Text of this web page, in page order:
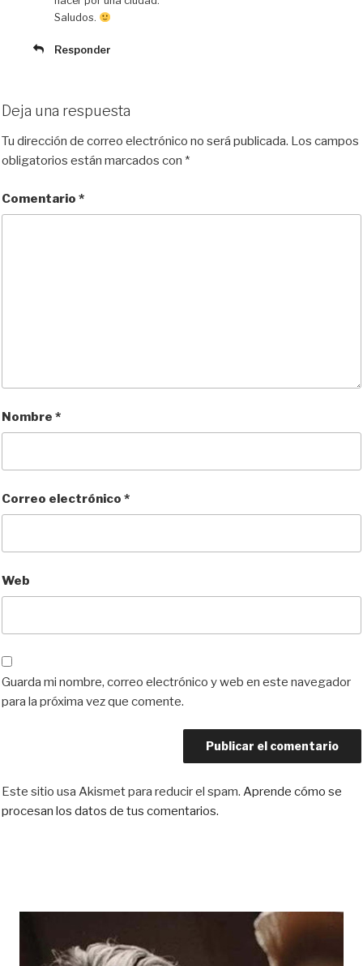
Saludos.
Responder
Deja una respuesta
Tu dirección de correo electrónico no será publicada. Los campos
obligatorios están marcados con *
Comentario *
Nombre *
Correo electrónico *
Web
Guarda mi nombre, correo electrónico y web en este navegador
para la próxima vez que comente.
Este sitio usa Akismet para reducir el spam. Aprende cómo se
procesan los datos de tus comentarios.